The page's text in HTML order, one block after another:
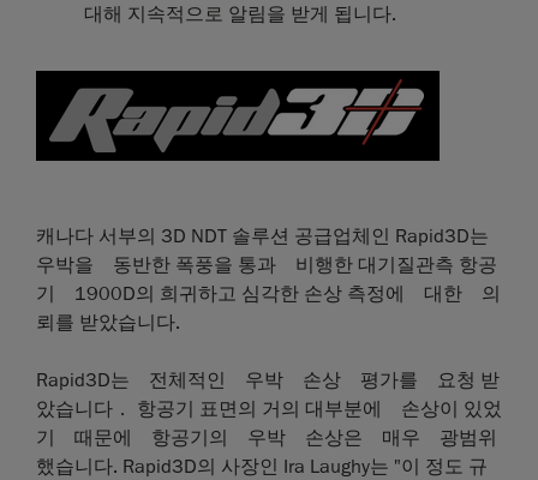
대해 지속적으로 알림을 받게 됩니다.
캐나다 서부의 3D NDT 솔루션 공급업체인 Rapid3D는
우박을 동반한 폭풍을 통과 비행한 대기질관측 항공
기 1900D의 희귀하고 심각한 손상 측정에 대한 의
뢰를 받았습니다.
Rapid3D는 전체적인 우박 손상 평가를 요청 받
았습니다． 항공기 표면의 거의 대부분에 손상이 있었
기 때문에 항공기의 우박 손상은 매우 광범위
했습니다. Rapid3D의 사장인 Ira Laughy는 "이 정도 규